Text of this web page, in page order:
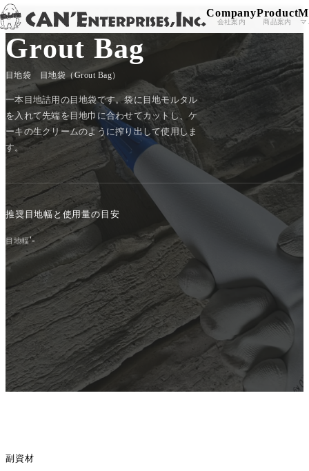
Skip to content Company
会社案内
Product
商品案内 マ
TOP / PRODUCT / Grout Bag
Grout Bag
目地袋 目地袋（Grout Bag）
一本目地詰用の目地袋です。袋に目地モルタル
を入れて先端を目地巾に合わせてカットし、ケ
ーキの生クリームのように搾り出して使用しま
す。
推奨目地幅と使用量の目安
目地幅'-
副資材